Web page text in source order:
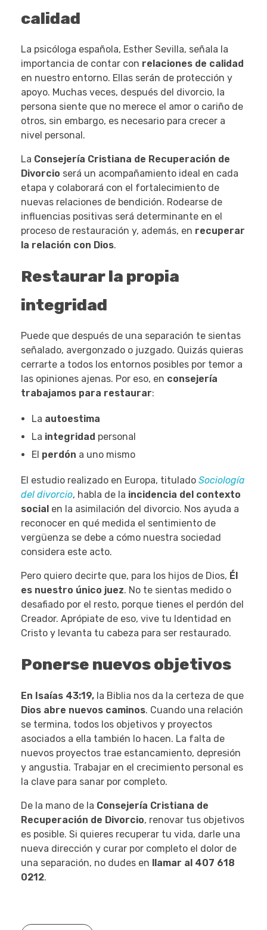
calidad
La psicóloga española, Esther Sevilla, señala la
importancia de contar con relaciones de calidad
en nuestro entorno. Ellas serán de protección y
apoyo. Muchas veces, después del divorcio, la
persona siente que no merece el amor o cariño de
otros, sin embargo, es necesario para crecer a
nivel personal.
La Consejería Cristiana de Recuperación de
Divorcio será un acompañamiento ideal en cada
etapa y colaborará con el fortalecimiento de
nuevas relaciones de bendición. Rodearse de
influencias positivas será determinante en el
proceso de restauración y, además, en recuperar
la relación con Dios.
Restaurar la propia
integridad
Puede que después de una separación te sientas
señalado, avergonzado o juzgado. Quizás quieras
cerrarte a todos los entornos posibles por temor a
las opiniones ajenas. Por eso, en consejería
trabajamos para restaurar:
La autoestima
La integridad personal
El perdón a uno mismo
El estudio realizado en Europa, titulado Sociología
del divorcio, habla de la incidencia del contexto
social en la asimilación del divorcio. Nos ayuda a
reconocer en qué medida el sentimiento de
vergüenza se debe a cómo nuestra sociedad
considera este acto.
Pero quiero decirte que, para los hijos de Dios, Él
es nuestro único juez. No te sientas medido o
desafiado por el resto, porque tienes el perdón del
Creador. Aprópiate de eso, vive tu Identidad en
Cristo y levanta tu cabeza para ser restaurado.
Ponerse nuevos objetivos
En Isaías 43:19, la Biblia nos da la certeza de que
Dios abre nuevos caminos. Cuando una relación
se termina, todos los objetivos y proyectos
asociados a ella también lo hacen. La falta de
nuevos proyectos trae estancamiento, depresión
y angustia. Trabajar en el crecimiento personal es
la clave para sanar por completo.
De la mano de la Consejería Cristiana de
Recuperación de Divorcio, renovar tus objetivos
es posible. Si quieres recuperar tu vida, darle una
nueva dirección y curar por completo el dolor de
una separación, no dudes en llamar al 407 618
0212.